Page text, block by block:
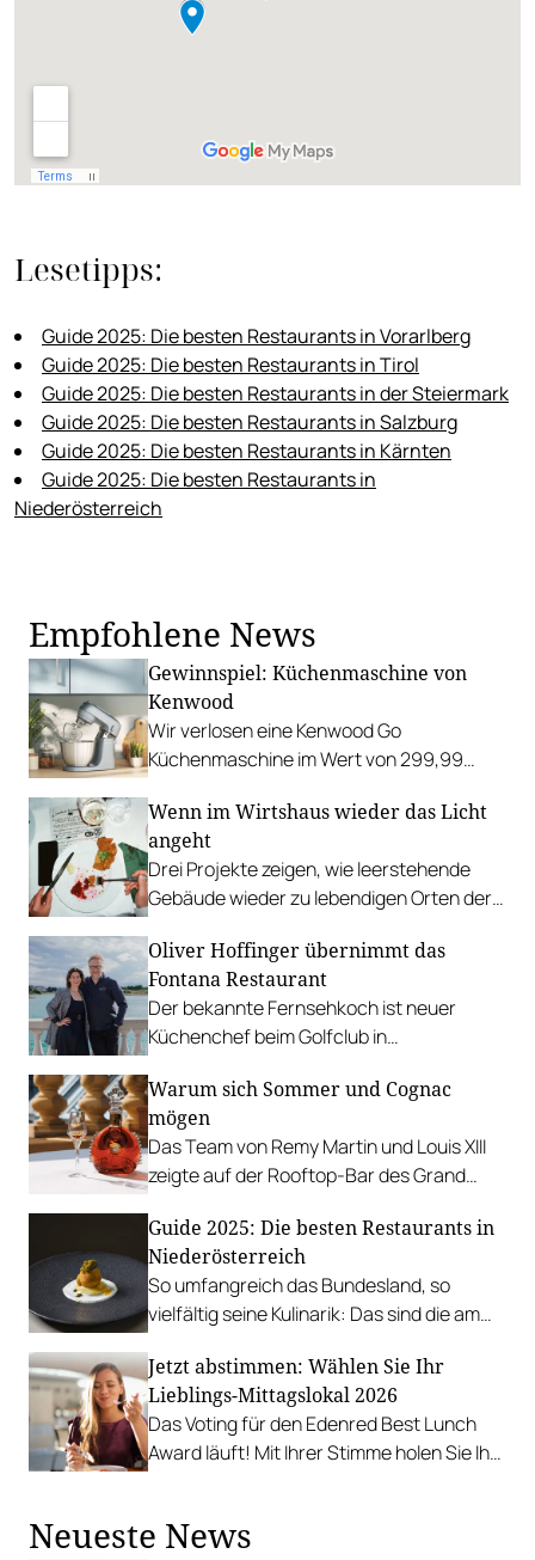
Lesetipps:
Guide 2025: Die besten Restaurants in Vorarlberg
Guide 2025: Die besten Restaurants in Tirol
Guide 2025: Die besten Restaurants in der Steiermark
Guide 2025: Die besten Restaurants in Salzburg
Guide 2025: Die besten Restaurants in Kärnten
Guide 2025: Die besten Restaurants in
Niederösterreich
Empfohlene News
Gewinnspiel: Küchenmaschine von
Kenwood
Wir verlosen eine Kenwood Go
Küchenmaschine im Wert von 299,99
Wenn im Wirtshaus wieder das Licht
angeht
Drei Projekte zeigen, wie leerstehende
Gebäude wieder zu lebendigen Orten der
Oliver Hoffinger übernimmt das
Fontana Restaurant
Der bekannte Fernsehkoch ist neuer
Küchenchef beim Golfclub in
Berger macht die Restaurantleitung.
Warum sich Sommer und Cognac
mögen
Das Team von Remy Martin und Louis XIII
zeigte auf der Rooftop-Bar des Grand
Cognac.
Guide 2025: Die besten Restaurants in
Niederösterreich
So umfangreich das Bundesland, so
vielfältig seine Kulinarik: Das sind die am
Niederösterreich.
Jetzt abstimmen: Wählen Sie Ihr
Lieblings-Mittagslokal 2026
Das Voting für den Edenred Best Lunch
Award läuft! Mit Ihrer Stimme holen Sie Ihr
schmeckt.
Neueste News